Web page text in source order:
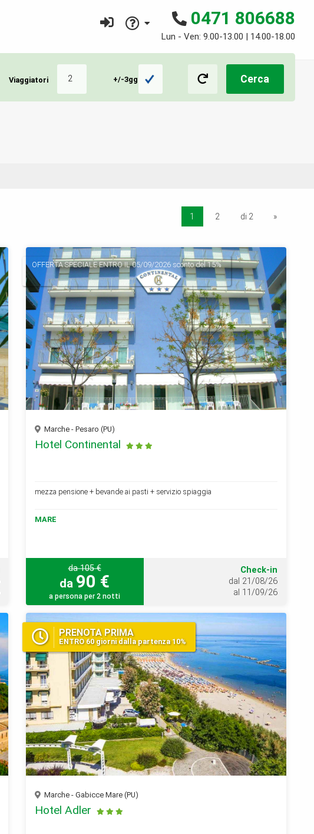
0471 806688
Lun - Ven: 9.00-13.00 | 14.00-18.00
Viaggiatori +/-3gg Cerca
1 2 di 2 »
OFFERTA SPECIALE ENTRO IL 05/09/2026 sconto del 15%
Marche - Pesaro (PU)
Hotel Continental
mezza pensione + bevande ai pasti + servizio spiaggia
MARE
da 105 €
da 90 €
a persona per 2 notti
Check-in
dal 21/08/26
al 11/09/26
PRENOTA PRIMA
ENTRO 60 giorni dalla partenza 10%
Marche - Gabicce Mare (PU)
Hotel Adler